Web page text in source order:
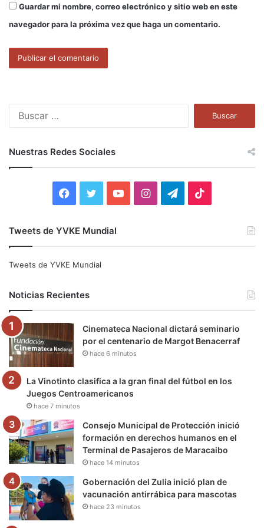
Guardar mi nombre, correo electrónico y sitio web en este
navegador para la próxima vez que haga un comentario.
:
Nuestras Redes Sociales
e
o
o
k
t
e
r
b
e
I
g
r
m
r
a
k
Tweets de YVKE Mundial
Tweets de YVKE Mundial
Noticias Recientes
Cinemateca Nacional dictará seminario
por el centenario de Margot Benacerraf
hace 6 minutos
La Vinotinto clasifica a la gran final del fútbol en los
Juegos Centroamericanos
hace 7 minutos
Consejo Municipal de Protección inició
formación en derechos humanos en el
Terminal de Pasajeros de Maracaibo
hace 14 minutos
Gobernación del Zulia inició plan de
vacunación antirrábica para mascotas
hace 23 minutos